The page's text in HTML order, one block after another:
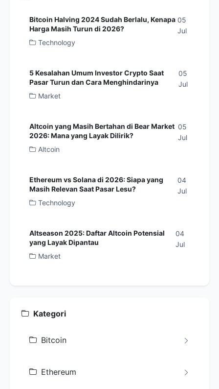
Bitcoin Halving 2024 Sudah Berlalu, Kenapa
Harga Masih Turun di 2026?
05
Jul
Technology
5 Kesalahan Umum Investor Crypto Saat
Pasar Turun dan Cara Menghindarinya
05
Jul
Market
Altcoin yang Masih Bertahan di Bear Market
2026: Mana yang Layak Dilirik?
05
Jul
Altcoin
Ethereum vs Solana di 2026: Siapa yang
Masih Relevan Saat Pasar Lesu?
04
Jul
Technology
Altseason 2025: Daftar Altcoin Potensial
yang Layak Dipantau
04
Jul
Market
Kategori
Bitcoin
Ethereum